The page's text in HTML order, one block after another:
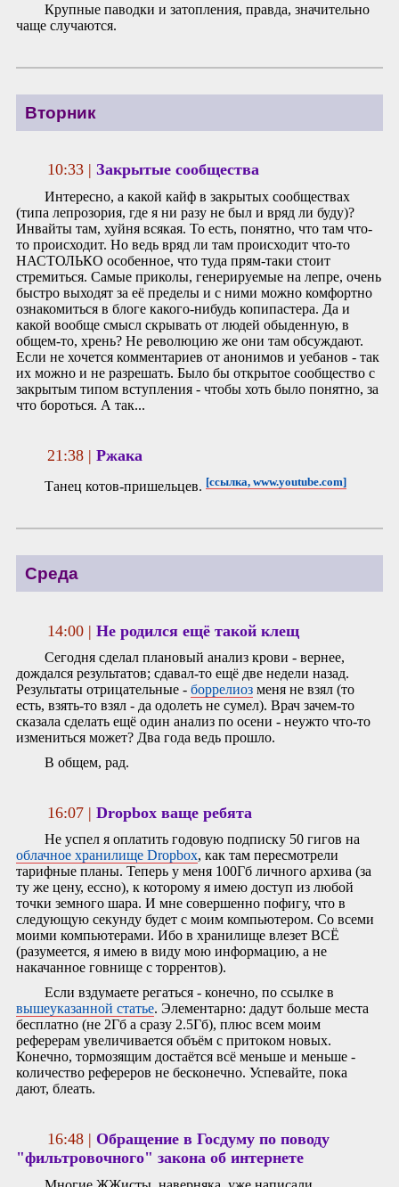
Крупные паводки и затопления, правда, значительно
чаще случаются.
Вторник
10:33 |Закрытые сообщества
Интересно, а какой кайф в закрытых сообществах
(типа лепрозория, где я ни разу не был и вряд ли буду)?
Инвайты там, хуйня всякая. То есть, понятно, что там что-
то происходит. Но ведь вряд ли там происходит что-то
НАСТОЛЬКО особенное, что туда прям-таки стоит
стремиться. Самые приколы, генерируемые на лепре, очень
быстро выходят за её пределы и с ними можно комфортно
ознакомиться в блоге какого-нибудь копипастера. Да и
какой вообще смысл скрывать от людей обыденную, в
общем-то, хрень? Не революцию же они там обсуждают.
Если не хочется комментариев от анонимов и уебанов - так
их можно и не разрешать. Было бы открытое сообщество с
закрытым типом вступления - чтобы хоть было понятно, за
что бороться. А так...
21:38 |Ржака
Танец котов-пришельцев. [ссылка, www.youtube.com]
Среда
14:00 |Не родился ещё такой клещ
Сегодня сделал плановый анализ крови - вернее,
дождался результатов; сдавал-то ещё две недели назад.
Результаты отрицательные - боррелиоз меня не взял (то
есть, взять-то взял - да одолеть не сумел). Врач зачем-то
сказала сделать ещё один анализ по осени - неужто что-то
измениться может? Два года ведь прошло.
В общем, рад.
16:07 |Dropbox ваще ребята
Не успел я оплатить годовую подписку 50 гигов на
облачное хранилище Dropbox, как там пересмотрели
тарифные планы. Теперь у меня 100Гб личного архива (за
ту же цену, ессно), к которому я имею доступ из любой
точки земного шара. И мне совершенно пофигу, что в
следующую секунду будет с моим компьютером. Со всеми
моими компьютерами. Ибо в хранилище влезет ВСЁ
(разумеется, я имею в виду мою информацию, а не
накачанное говнище с торрентов).
Если вздумаете регаться - конечно, по ссылке в
вышеуказанной статье. Элементарно: дадут больше места
бесплатно (не 2Гб а сразу 2.5Гб), плюс всем моим
реферерам увеличивается объём с притоком новых.
Конечно, тормозящим достаётся всё меньше и меньше -
количество рефереров не бесконечно. Успевайте, пока
дают, блеать.
16:48 | Обращение в Госдуму по поводу
"фильтровочного" закона об интернете